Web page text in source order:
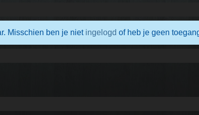
Misschien ben je niet ingelogd of heb je geen